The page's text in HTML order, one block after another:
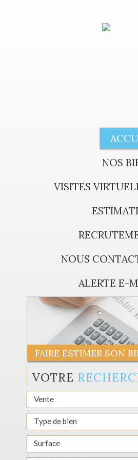
NOS
VISITES
NOUS
ALERTE E-
FAIRE ESTIMER SON
VOTRE
Vente
Type de bien
Surface